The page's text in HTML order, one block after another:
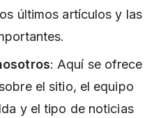
últimos artículos y las
: Aquí se ofrece
el sitio, el equipo
y el tipo de noticias